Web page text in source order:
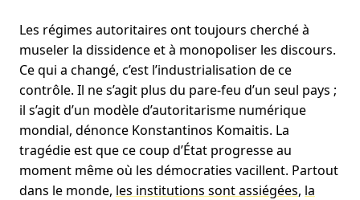
Les régimes autoritaires ont toujours cherché à
museler la dissidence et à monopoliser les discours.
Ce qui a changé, c’est l’industrialisation de ce
contrôle. Il ne s’agit plus du pare-feu d’un seul pays ;
il s’agit d’un modèle d’autoritarisme numérique
mondial, dénonce Konstantinos Komaitis. La
tragédie est que ce coup d’État progresse au
moment même où les démocraties vacillent. Partout
dans le monde, les institutions sont assiégées, la